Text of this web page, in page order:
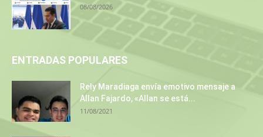
08/08/2026
ENTRADAS POPULARES
Rely Maradiaga envía emotivo mensaje a
Allan Fajardo, «Allan se está...
11/08/2021